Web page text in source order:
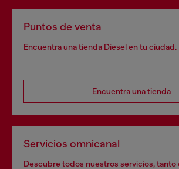
Puntos de venta
Encuentra una tienda Diesel en tu ciudad.
Encuentra una tienda
Servicios omnicanal
Descubre todos nuestros servicios, tanto